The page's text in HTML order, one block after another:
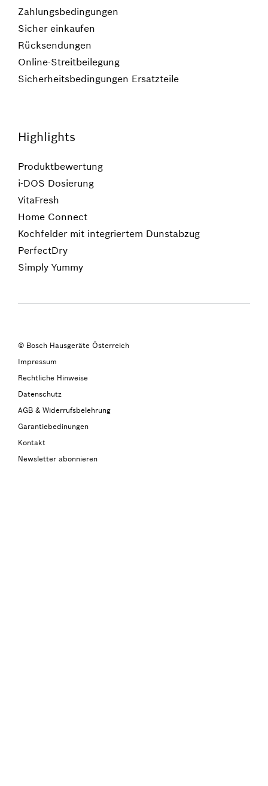
Zahlungsbedingungen
Sicher einkaufen
Rücksendungen
Online-Streitbeilegung
Sicherheitsbedingungen Ersatzteile
Highlights
Produktbewertung
i-DOS Dosierung
VitaFresh
Home Connect
Kochfelder mit integriertem Dunstabzug
PerfectDry
Simply Yummy
© Bosch Hausgeräte Österreich
Impressum
Rechtliche Hinweise
Datenschutz
AGB & Widerrufsbelehrung
Garantiebedinungen
Kontakt
Newsletter abonnieren